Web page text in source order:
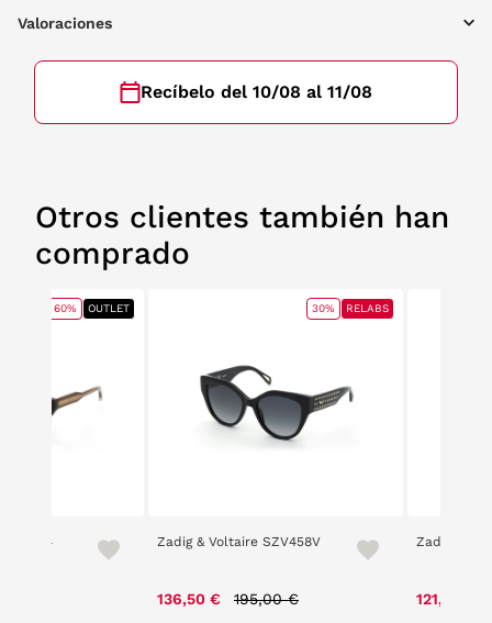
Valoraciones
Recíbelo del 10/08 al 11/08
Otros clientes también han
comprado
60% OUTLET
Zadig & Voltaire SZV458V
136,50 € 195,00 €
30% RELABS
Zadig &
121,80 €